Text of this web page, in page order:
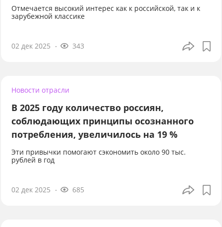
Отмечается высокий интерес как к российской, так и к
зарубежной классике
02 дек 2025 343
Новости отрасли
В 2025 году количество россиян,
соблюдающих принципы осознанного
потребления, увеличилось на 19 %
Эти привычки помогают сэкономить около 90 тыс.
рублей в год
02 дек 2025 685